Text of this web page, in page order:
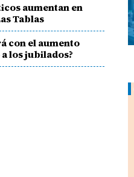
aumentan en
Tablas
con el aumento
los jubilados?